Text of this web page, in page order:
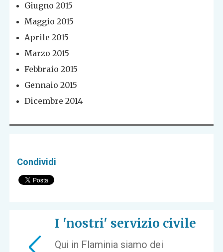
Giugno 2015
Maggio 2015
Aprile 2015
Marzo 2015
Febbraio 2015
Gennaio 2015
Dicembre 2014
Condividi
I 'nostri' servizio civile
Qui in Flaminia siamo dei